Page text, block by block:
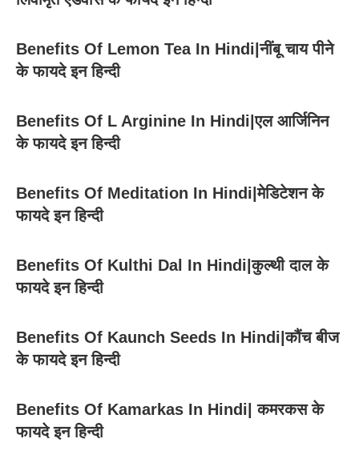
Benefits Of Lemon Tea In Hindi|नींबू चाय पीने
के फायदे इन हिन्दी
Benefits Of L Arginine In Hindi|एल आर्जिनिन
के फायदे इन हिन्दी
Benefits Of Meditation In Hindi|मेडिटेशन के
फायदे इन हिन्दी
Benefits Of Kulthi Dal In Hindi|कुल्थी दाल के
फायदे इन हिन्दी
Benefits Of Kaunch Seeds In Hindi|कौंच बीज
के फायदे इन हिन्दी
Benefits Of Kamarkas In Hindi| कमरकस के
फायदे इन हिन्दी